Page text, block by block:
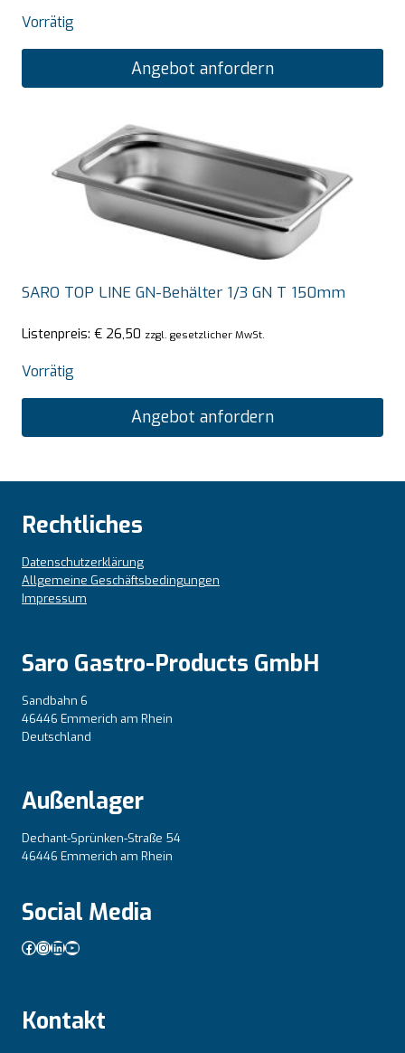
Vorrätig
Angebot anfordern
SARO TOP LINE GN-Behälter 1/3 GN T 150mm
Listenpreis: € 26,50 zzgl. gesetzlicher MwSt.
Vorrätig
Angebot anfordern
Rechtliches
Datenschutzerklärung
Allgemeine Geschäftsbedingungen
Impressum
Saro Gastro-Products GmbH
Sandbahn 6
46446 Emmerich am Rhein
Deutschland
Außenlager
Dechant-Sprünken-Straße 54
46446 Emmerich am Rhein
Social Media
Facebook
Instagram
LinkedIn
YouTube
Kontakt